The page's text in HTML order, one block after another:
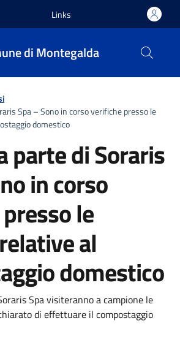
Links
di Montegalda
Spa – Sono in corso verifiche presso le
domestico
parte di Soraris
in corso
le
al
domestico
notizia
Spa visiteranno a campione le
di effettuare il compostaggio